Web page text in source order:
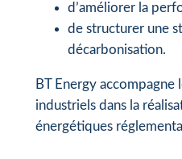
d’améliorer la
de structurer une
décarbonisation.
BT Energy accompagne
industriels dans la
énergétiques